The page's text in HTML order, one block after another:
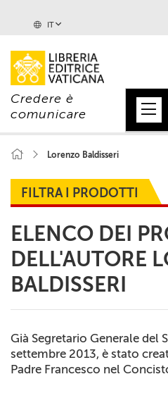
IT
Credere è
comunicare
PAPA
CHIESA
CEI
Lorenzo Baldisseri
FILTRA I PRODOTTI
ELENCO DEI
DELL'AUTORE
BALDISSERI
Già Segretario Generale del
settembre 2013, è stato
Padre Francesco nel